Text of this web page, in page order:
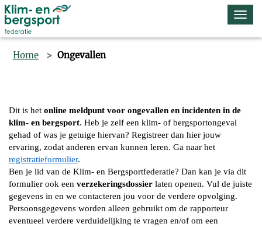
Home Ongevallen
Dit is het online meldpunt voor ongevallen en incidenten in de
klim- en bergsport. Heb je zelf een klim- of bergsportongeval
gehad of was je getuige hiervan? Registreer dan hier jouw
ervaring, zodat anderen ervan kunnen leren. Ga naar het
registratieformulier.
Ben je lid van de Klim- en Bergsportfederatie? Dan kan je via dit
formulier ook een verzekeringsdossier laten openen. Vul de juiste
gegevens in en we contacteren jou voor de verdere opvolging.
Persoonsgegevens worden alleen gebruikt om de rapporteur
eventueel verdere verduidelijking te vragen en/of om een